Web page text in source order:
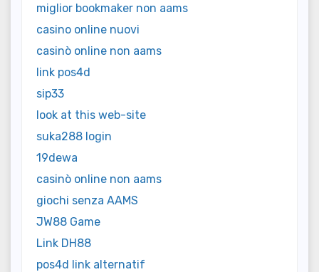
miglior bookmaker non aams
casino online nuovi
casinò online non aams
link pos4d
sip33
look at this web-site
suka288 login
19dewa
casinò online non aams
giochi senza AAMS
JW88 Game
Link DH88
pos4d link alternatif